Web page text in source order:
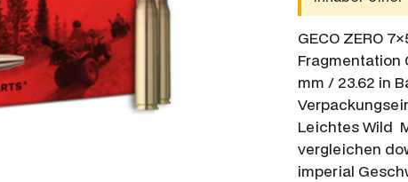
GECO ZERO
Fragmentation
mm / 23.62 in
Leichtes Wild
vergleichen
imperial